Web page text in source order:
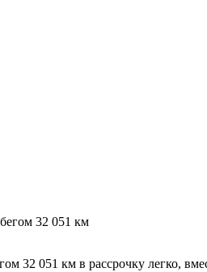
32 051 км в рассрочку легко,